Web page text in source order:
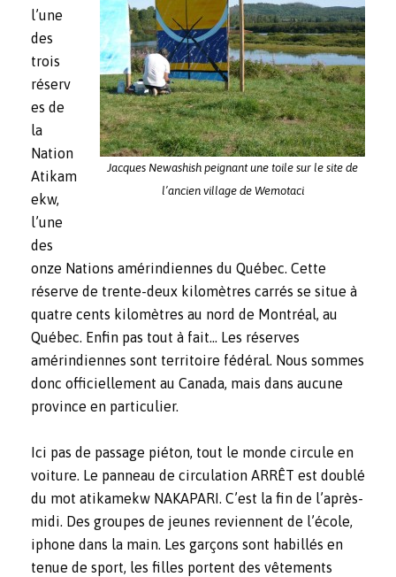
Jacques Newashish peignant une toile sur le site de
l’ancien village de Wemotaci
l’une
des
trois
réserv
es de
la
Nation
Atikam
ekw,
l’une
des
onze Nations amérindiennes du Québec. Cette
réserve de trente-deux kilomètres carrés se situe à
quatre cents kilomètres au nord de Montréal, au
Québec. Enfin pas tout à fait… Les réserves
amérindiennes sont territoire fédéral. Nous sommes
donc officiellement au Canada, mais dans aucune
province en particulier.
Ici pas de passage piéton, tout le monde circule en
voiture. Le panneau de circulation ARRÊT est doublé
du mot atikamekw NAKAPARI. C’est la fin de l’après-
midi. Des groupes de jeunes reviennent de l’école,
iphone dans la main. Les garçons sont habillés en
tenue de sport, les filles portent des vêtements